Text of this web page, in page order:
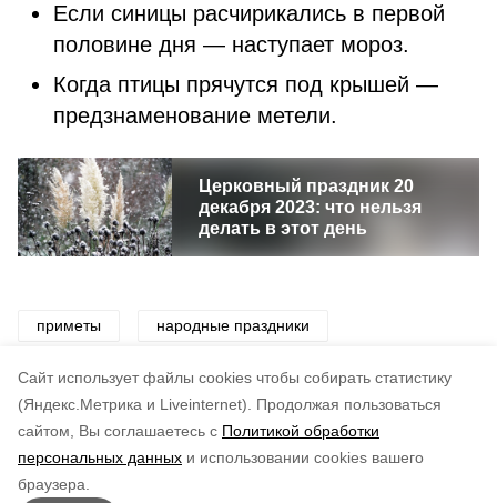
Cайт использует файлы cookies чтобы собирать статистику
(Яндекс.Метрика и Liveinternet).
Продолжая пользоваться
сайтом, Вы соглашаетесь с Политикой обработки
персональных данных и использовании cookies вашего
браузера.
Если синицы расчирикались в первой
половине дня — наступает мороз.
Когда птицы прячутся под крышей —
предзнаменование метели.
Церковный праздник 20
декабря 2023: что нельзя
делать в этот день
приметы народные праздники
народные приметы традиции праздники
по оценке